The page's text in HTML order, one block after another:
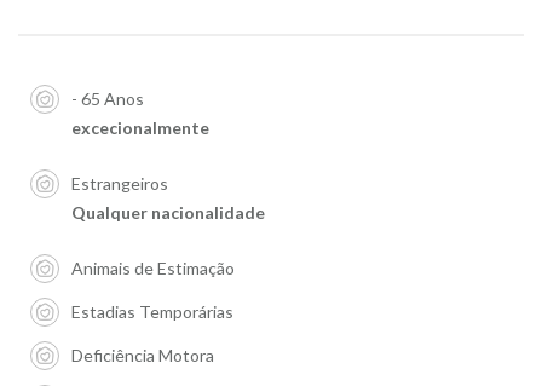
- 65 Anos
excecionalmente
Estrangeiros
Qualquer nacionalidade
Animais de Estimação
Estadias Temporárias
Deficiência Motora